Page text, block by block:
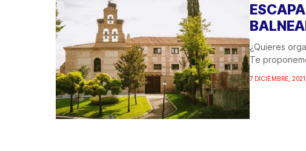
¿Quieres
Te
7 DICIEMBRE, 2021